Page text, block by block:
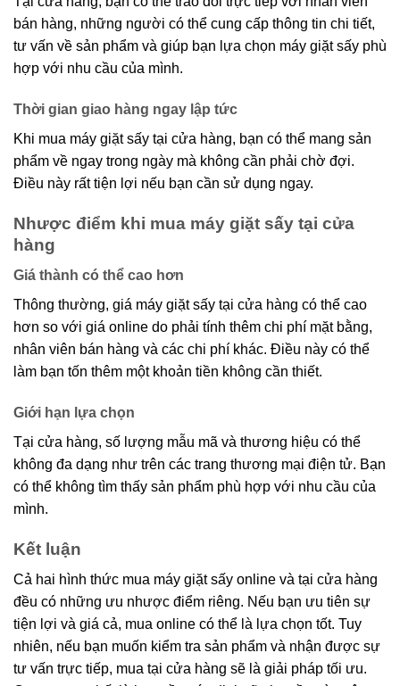
bán hàng, những người có thể cung cấp thông tin chi tiết,
tư vấn về sản phẩm và giúp bạn lựa chọn máy giặt sấy phù
hợp với nhu cầu của mình.
Thời gian giao hàng ngay lập tức
Khi mua máy giặt sấy tại cửa hàng, bạn có thể mang sản
phẩm về ngay trong ngày mà không cần phải chờ đợi.
Điều này rất tiện lợi nếu bạn cần sử dụng ngay.
Nhược điểm khi mua máy giặt sấy tại cửa
hàng
Giá thành có thể cao hơn
Thông thường, giá máy giặt sấy tại cửa hàng có thể cao
hơn so với giá online do phải tính thêm chi phí mặt bằng,
nhân viên bán hàng và các chi phí khác. Điều này có thể
làm bạn tốn thêm một khoản tiền không cần thiết.
Giới hạn lựa chọn
Tại cửa hàng, số lượng mẫu mã và thương hiệu có thể
không đa dạng như trên các trang thương mại điện tử. Bạn
có thể không tìm thấy sản phẩm phù hợp với nhu cầu của
mình.
Kết luận
Cả hai hình thức mua máy giặt sấy online và tại cửa hàng
đều có những ưu nhược điểm riêng. Nếu bạn ưu tiên sự
tiện lợi và giá cả, mua online có thể là lựa chọn tốt. Tuy
nhiên, nếu bạn muốn kiểm tra sản phẩm và nhận được sự
tư vấn trực tiếp, mua tại cửa hàng sẽ là giải pháp tối ưu.